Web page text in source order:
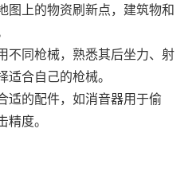
图上的物资刷新点，建筑物和
不同枪械，熟悉其后坐力、射
合自己的枪械。
适的配件，如消音器用于偷
度。